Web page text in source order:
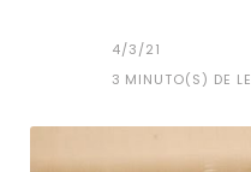
4/3/21
3 MINUTO(S) DE